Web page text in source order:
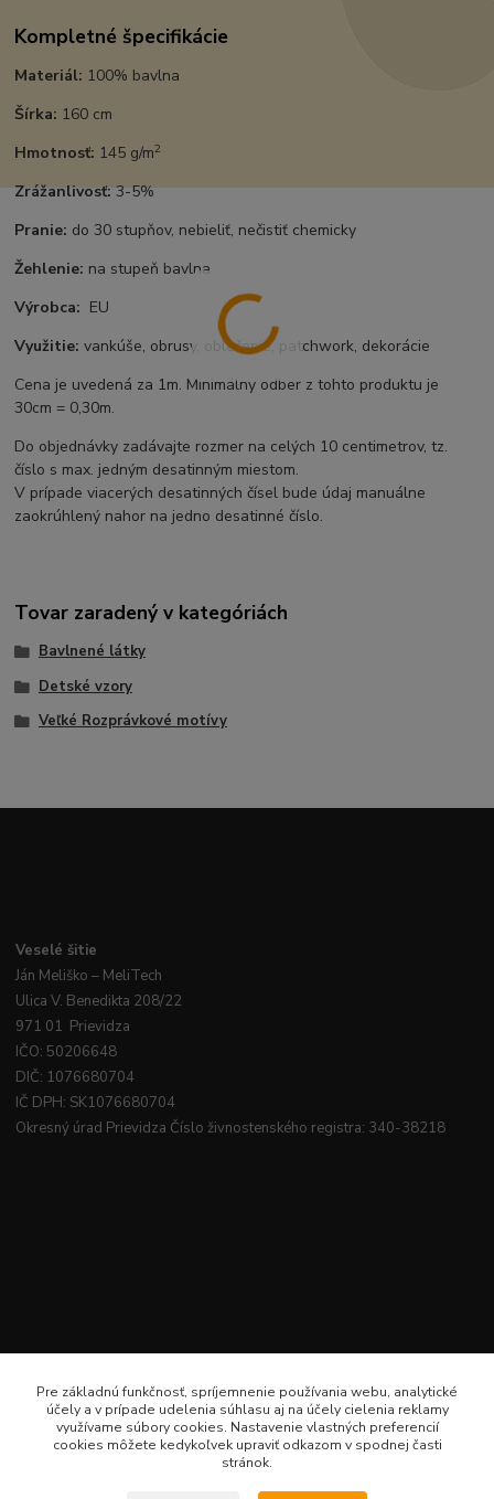
Kompletné špecifikácie
Materiál: 100% bavlna
Šírka: 160 cm
Hmotnosť: 145 g/m2
Zrážanlivosť:3-5%
Pranie: do 30 stupňov, nebieliť, nečistiť chemicky
Žehlenie: na stupeň bavlna
Výrobca: EU
Využitie: vankúše, obrusy, oblečenie, patchwork, dekorácie
Cena je uvedená za 1m. Minimálny odber z tohto produktu je
30cm = 0,30m.
Do objednávky zadávajte rozmer na celých 10 centimetrov, tz.
číslo s max. jedným desatinným miestom.
V prípade viacerých desatinných čísel bude údaj manuálne
zaokrúhlený nahor na jedno desatinné číslo.
Tovar zaradený v kategóriách
Bavlnené látky
Detské vzory
Veľké Rozprávkové motívy
Veselé šitie
Ján Meliško – MeliTech
Ulica V. Benedikta 208/22
971 01 Prievidza
IČO: 50206648
DIČ: 1076680704
IČ DPH: SK1076680704
Okresný úrad Prievidza Číslo živnostenského registra: 340-38218
Pre základnú funkčnosť, spríjemnenie používania webu, analytické
účely a v prípade udelenia súhlasu aj na účely cielenia reklamy
využívame súbory cookies. Nastavenie vlastných preferencií
cookies môžete kedykoľvek upraviť odkazom v spodnej časti
stránok.